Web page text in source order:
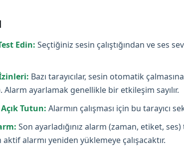
Edin: Seçtiğiniz sesin çalıştığından ve ses
Bazı tarayıcılar, sesin otomatik
Alarm ayarlamak genellikle bir etkileşim sayılır.
Tutun: Alarmın çalışması için bu tarayıcı
Son ayarladığınız alarm (zaman, etiket,
aktif alarmı yeniden yüklemeye çalışacaktır.